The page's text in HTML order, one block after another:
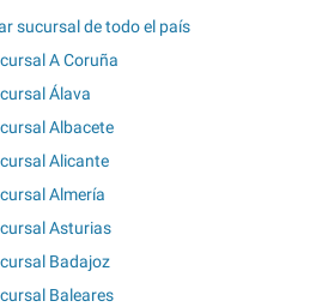
sucursal de todo el país
A Coruña
Álava
Albacete
Alicante
Almería
Asturias
Badajoz
Baleares